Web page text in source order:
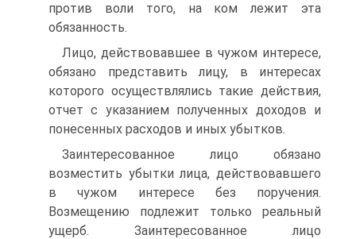
против воли того, на ком лежит эта
обязанность.
Лицо, действовавшее в чужом интересе,
обязано представить лицу, в интересах
которого осуществлялись такие действия,
отчет с указанием полученных доходов и
понесенных расходов и иных убытков.
Заинтересованное лицо обязано
возместить убытки лица, действовавшего
в чужом интересе без поручения.
Возмещению подлежит только реальный
ущерб. Заинтересованное лицо